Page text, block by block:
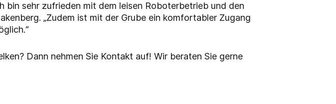
bin sehr zufrieden mit dem leisen Roboterbetrieb und den
„Zudem ist mit der Grube ein komfortabler Zugang
Dann nehmen Sie Kontakt auf! Wir beraten Sie gerne